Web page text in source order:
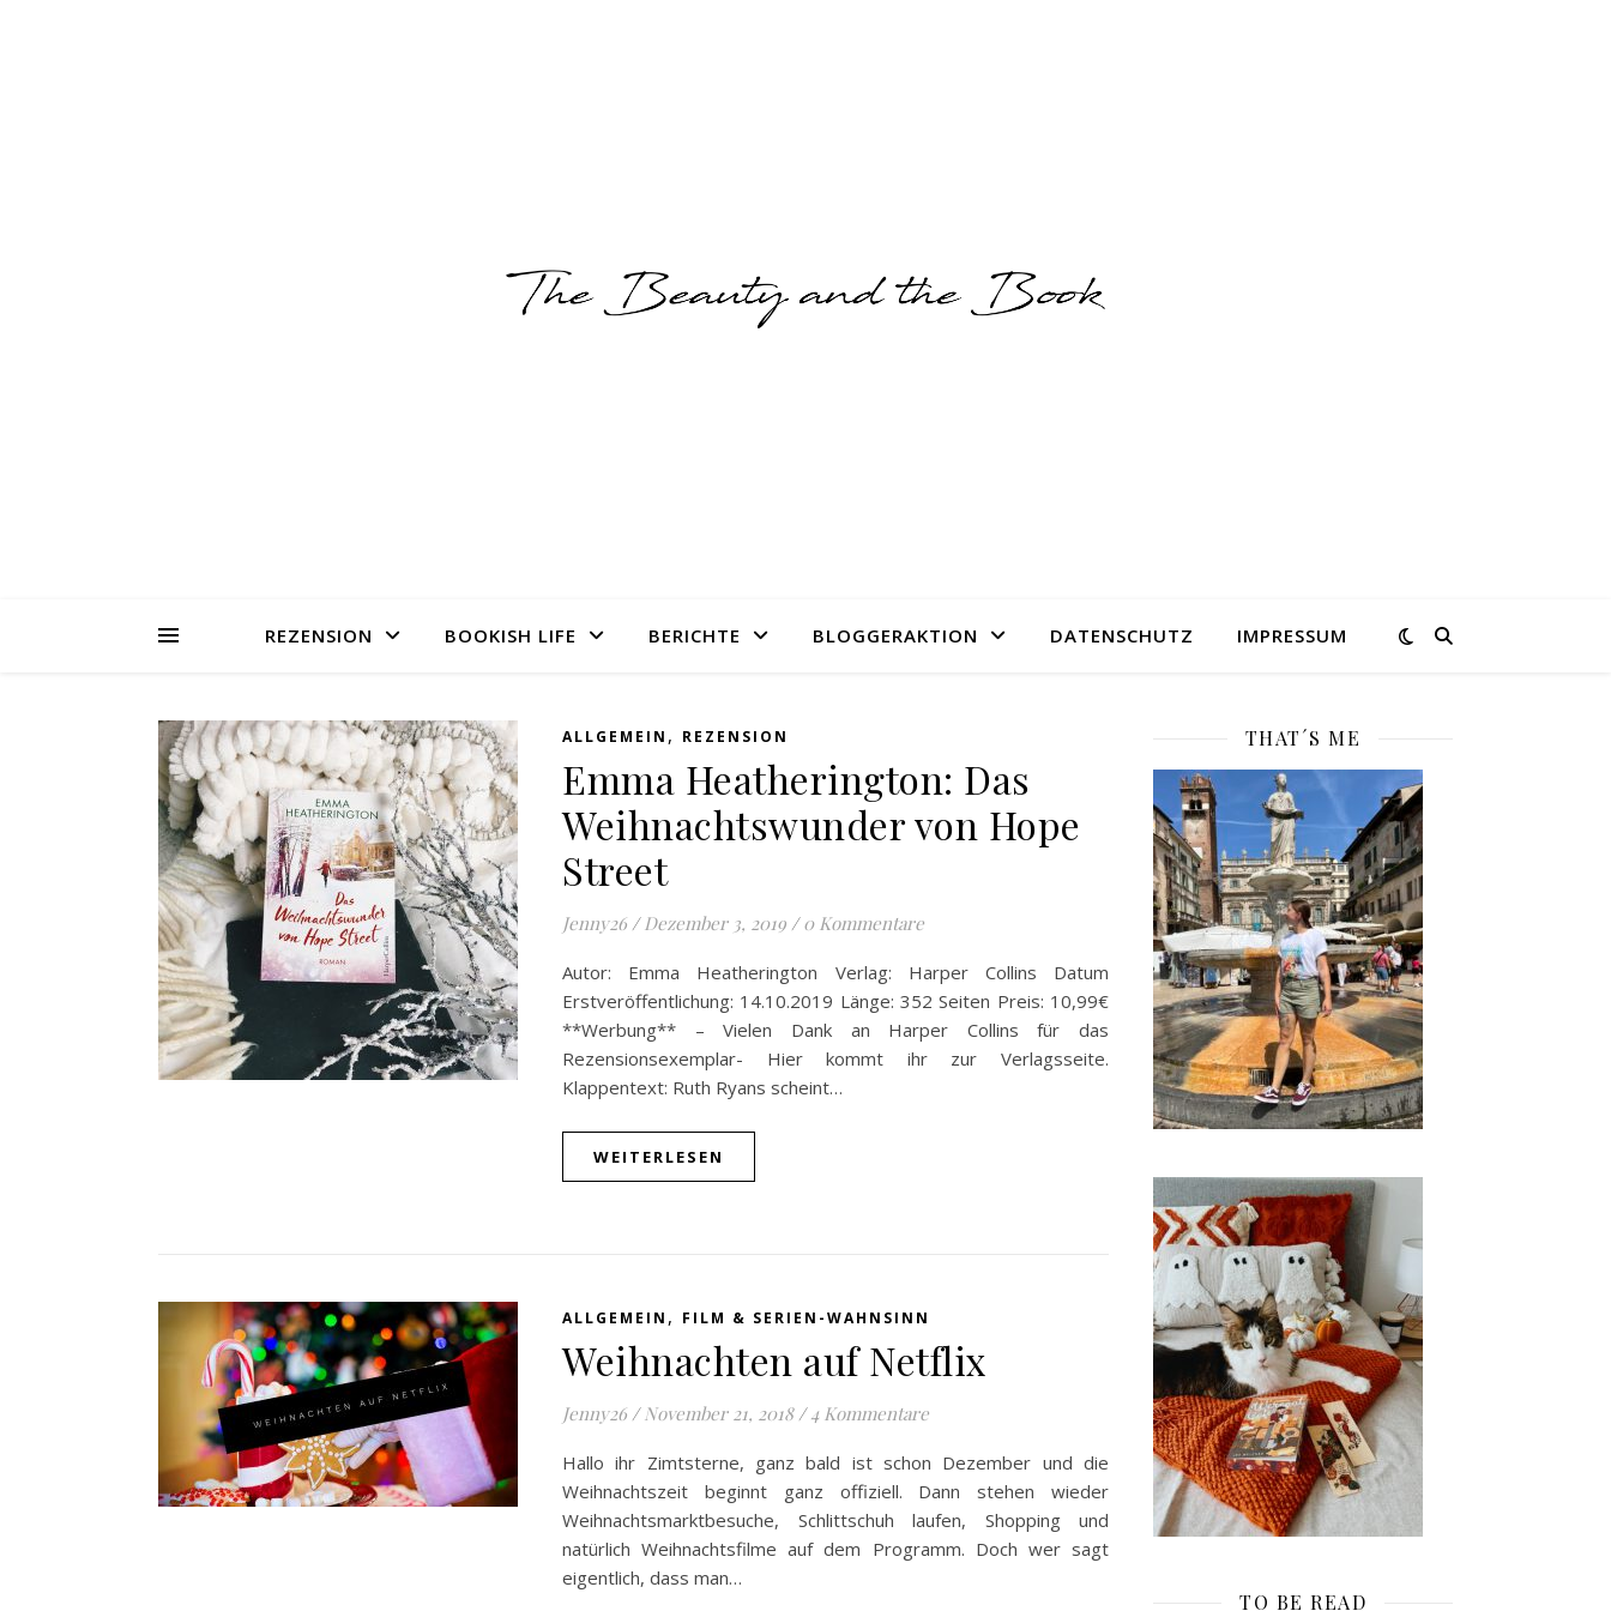
REZENSION BOOKISH LIFE BERICHTE BLOGGERAKTION DATENSCHUTZ IMPRESSUM
ALLGEMEIN , REZENSION
Emma Heatherington: Das
Weihnachtswunder von Hope
Street
Jenny26 / Dezember 3, 2019 / 0 Kommentare
Autor: Emma Heatherington Verlag: Harper Collins Datum
Erstveröffentlichung: 14.10.2019 Länge: 352 Seiten Preis: 10,99€
**Werbung** – Vielen Dank an Harper Collins für das
Rezensionsexemplar- Hier kommt ihr zur Verlagsseite.
Klappentext: Ruth Ryans scheint…
WEITERLESEN
ALLGEMEIN , FILM & SERIEN-WAHNSINN
Weihnachten auf Netflix
Jenny26 / November 21, 2018 / 4 Kommentare
Hallo ihr Zimtsterne, ganz bald ist schon Dezember und die
Weihnachtszeit beginnt ganz offiziell. Dann stehen wieder
Weihnachtsmarktbesuche, Schlittschuh laufen, Shopping und
natürlich Weihnachtsfilme auf dem Programm. Doch wer sagt
eigentlich, dass man…
THAT´S ME
TO BE READ